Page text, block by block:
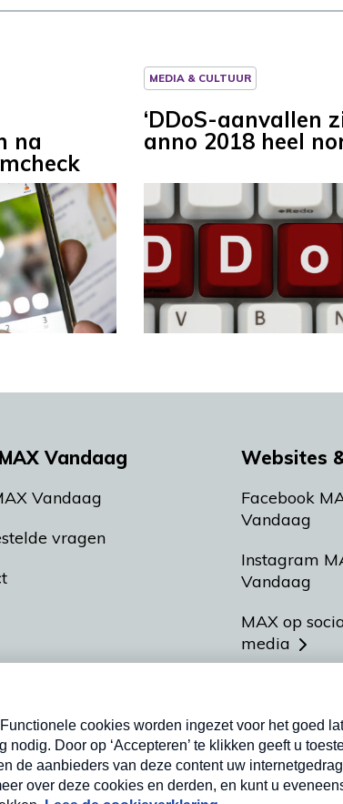
na
MEDIA & CULTUUR
‘DDoS-aanvallen
anno 2018 heel
Vandaag
Vandaag
vragen
Websites
Facebook
Vandaag
Instagram
Vandaag
MAX op
media
Meldpunt
Heel